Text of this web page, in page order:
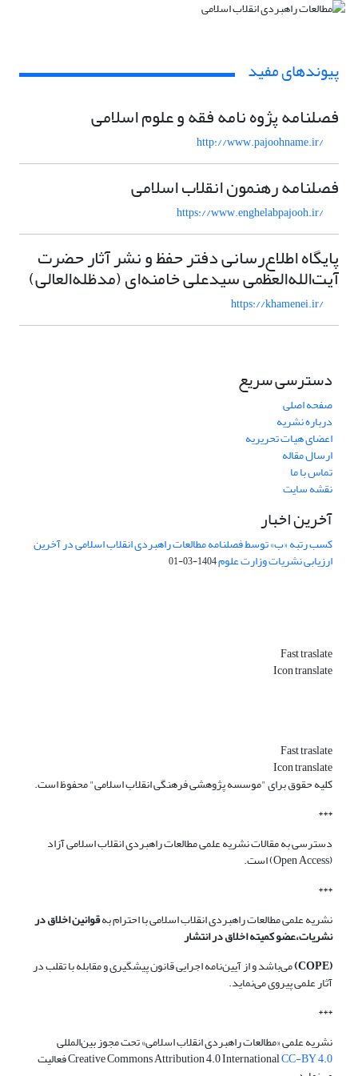
پیوندهای مفید
فصلنامه پژوه نامه فقه و علوم اسلامی
http://www.pajoohname.ir/
فصلنامه رهنمون انقلاب اسلامی
https://www.enghelabpajooh.ir/
پایگاه اطلاع‌رسانی دفتر حفظ و نشر آثار حضرت
آیت‌الله‌العظمی سیدعلی خامنه‌ای (مد‌ظله‌العالی)
https://khamenei.ir/
دسترسی سریع
صفحه اصلی
درباره نشریه
اعضای هیات تحریریه
ارسال مقاله
تماس با ما
نقشه سایت
آخرین اخبار
کسب رتبه «ب» توسط فصلنامه مطالعات راهبردی انقلاب اسلامی در آخرین
ارزیابی نشریات وزارت علوم1404-03-01
Fast traslate
Icon translate
Fast traslate
Icon translate
کلیه حقوق برای "موسسه پژوهشی فرهنگی انقلاب اسلامی" محفوظ است.
***
دسترسی به مقالات نشریه علمی مطالعات راهبردی انقلاب اسلامی آزاد
(Open Access) است.
***
نشریه علمی مطالعات راهبردی انقلاب اسلامی با احترام بهقوانین اخلاق در
نشریات،عضو کمیته اخلاق در انتشار
(COPE)
می‌باشد و از آیین‌نامه اجرایی قانون پیشگیری و مقابله با تقلب در
آثار علمی پیروی می‌نماید.
***
نشریه علمی «مطالعات راهبردی انقلاب اسلامی» تحت مجوز بین‌المللی
Creative Commons Attribution 4.0 InternationalCC-BY 4.0 فعالیت